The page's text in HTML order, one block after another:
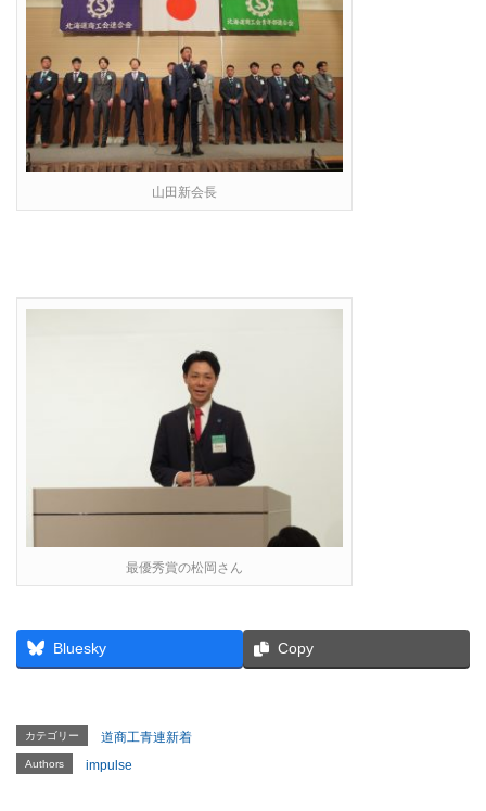
山田新会長
最優秀賞の松岡さん
Bluesky Copy
カテゴリー 道商工青連新着
Authors impulse